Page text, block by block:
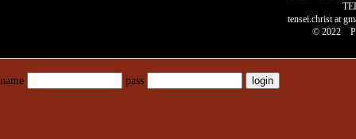
tensei.christ at
© 2022
name pass